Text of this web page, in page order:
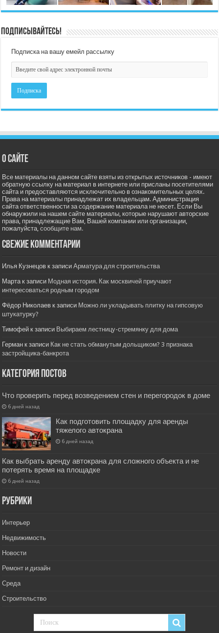
Подписывайтесь!
Подписка на вашу емейл рассылку
О сайте
Все материалы на данном сайте взяты из открытых источников - имеют
обратную ссылку на материал в интернете или присланы посетителями
сайта и предоставляются исключительно в ознакомительных целях.
Права на материалы принадлежат их владельцам. Администрация
сайта ответственности за содержание материала не несет. Если Вы
обнаружили на нашем сайте материалы, которые нарушают авторские
права, принадлежащие Вам, Вашей компании или организации,
пожалуйста,сообщите нам.
Свежие комментарии
Илья Кузнецов к записиАрматура для строительства
Марта к записи Модная история. Как москвичей приучают
интересоваться родным городом
Фёдор Николаев к записи Можно ли укладывать плитку на гипсовую
штукатурку?
Тимофей к записи Выбираем лестницу-стремянку для дома
Герман к записи Как не стать обманутым дольщиком? 3 признака
застройщика-банкрота
Категория постов
Что проверить перед возведением стен и перегородок в доме
6 дней назад
Как подготовить площадку для аренды
тяжелого автокрана
6 дней назад
Как выбрать аренду автокрана для сложного объекта и не
потерять время на площадке
6 дней назад
РУбрики
Интерьер
Недвижимость
Новости
Ремонт и дизайн
Среда
Строительство